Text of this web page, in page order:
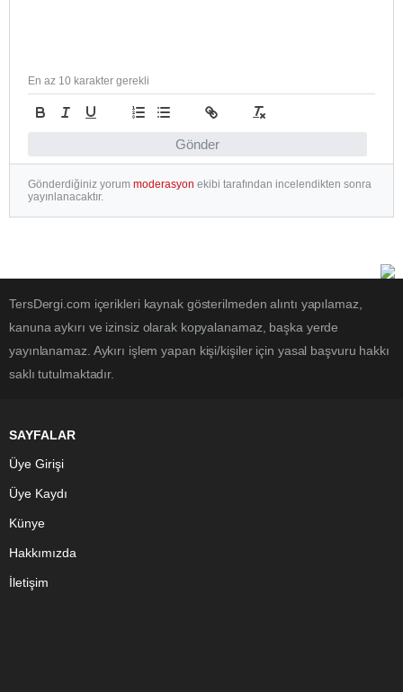
Gönder
En az 10 karakter gerekli
Gönderdiğiniz yorum moderasyon ekibi tarafından incelendikten sonra
yayınlanacaktır.
TersDergi.com içerikleri kaynak gösterilmeden alıntı yapılamaz,
kanuna aykırı ve izinsiz olarak kopyalanamaz, başka yerde
yayınlanamaz. Aykırı işlem yapan kişi/kişiler için yasal başvuru hakkı
saklı tutulmaktadır.
SAYFALAR
Üye Girişi
Üye Kaydı
Künye
Hakkımızda
İletişim